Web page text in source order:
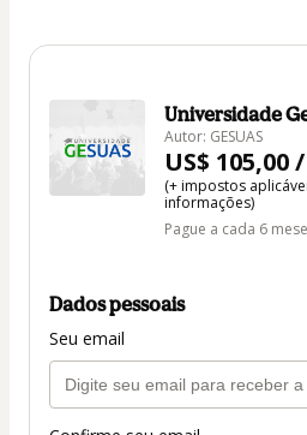
Universidade
Autor: GESUAS
US$
(+ impostos
informações)
Pague a cada 6
Dados pessoais
Seu email